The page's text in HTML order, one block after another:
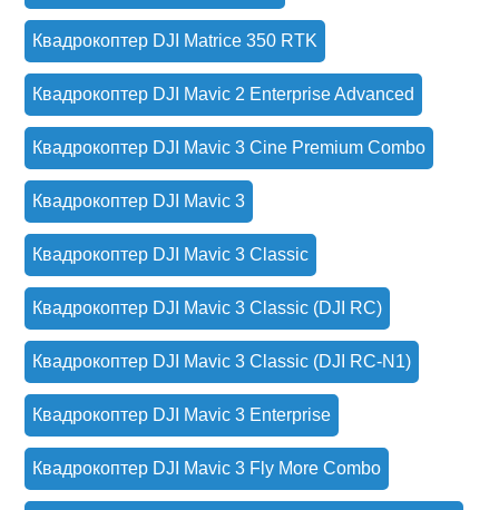
Квадрокоптер DJI Matrice 350 RTK
Квадрокоптер DJI Mavic 2 Enterprise Advanced
Квадрокоптер DJI Mavic 3 Cine Premium Combo
Квадрокоптер DJI Mavic 3
Квадрокоптер DJI Mavic 3 Classic
Квадрокоптер DJI Mavic 3 Classic (DJI RC)
Квадрокоптер DJI Mavic 3 Classic (DJI RC-N1)
Квадрокоптер DJI Mavic 3 Enterprise
Квадрокоптер DJI Mavic 3 Fly More Combo